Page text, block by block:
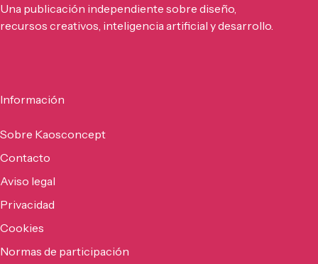
Una publicación independiente sobre diseño,
recursos creativos, inteligencia artificial y desarrollo.
Información
Sobre Kaosconcept
Contacto
Aviso legal
Privacidad
Cookies
Normas de participación